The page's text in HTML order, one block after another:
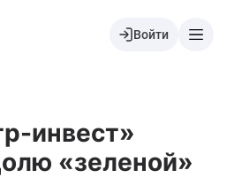
Войти
инвест»
«зеленой»